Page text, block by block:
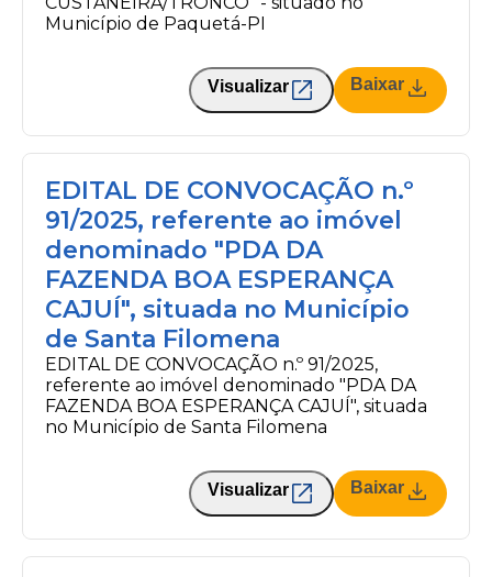
Município de Paquetá-PI
Visualizar Baixar
EDITAL DE CONVOCAÇÃO n.º
91/2025, referente ao imóvel
denominado "PDA DA
FAZENDA BOA ESPERANÇA
CAJUÍ", situada no Município
de Santa Filomena
EDITAL DE CONVOCAÇÃO n.º 91/2025,
referente ao imóvel denominado "PDA DA
FAZENDA BOA ESPERANÇA CAJUÍ", situada
no Município de Santa Filomena
Visualizar Baixar